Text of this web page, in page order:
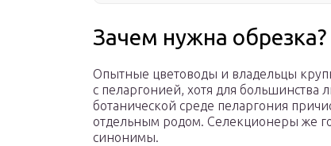
Зачем нужна обрезка?
Опытные цветоводы и владельцы
с пеларгонией, хотя для большинства
ботанической среде пеларгония
отдельным родом. Селекционеры же
синонимы.